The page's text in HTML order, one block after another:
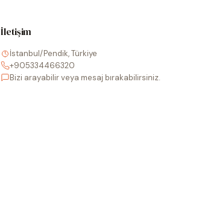
İletişim
İstanbul/Pendik, Türkiye
+905334466320
Bizi arayabilir veya mesaj bırakabilirsiniz.